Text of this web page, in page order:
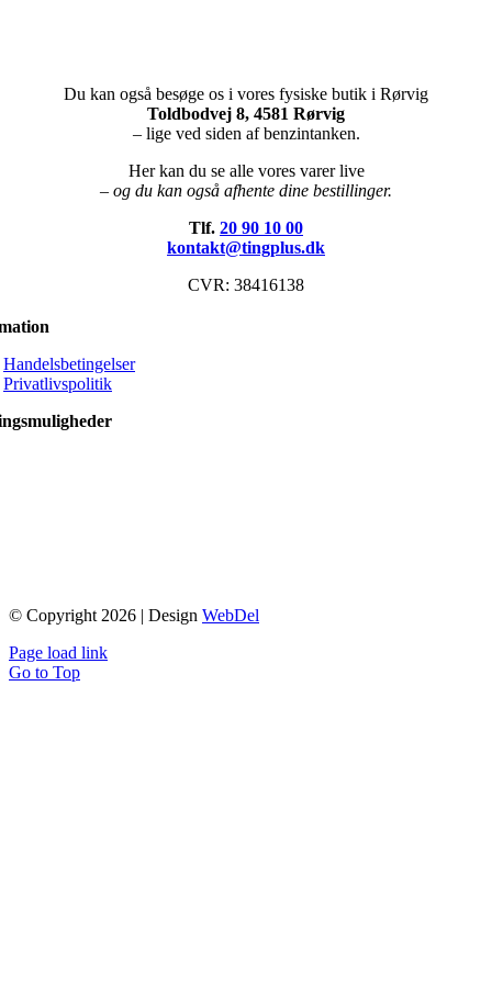
Du kan også besøge os i vores fysiske butik i Rørvig
Toldbodvej 8, 4581 Rørvig
– lige ved siden af benzintanken.
Her kan du se alle vores varer live
– og du kan også afhente dine bestillinger.
Tlf. 20 90 10 00
kontakt@tingplus.dk
CVR: 38416138
Handelsbetingelser
Privatlivspolitik
© Copyright 2026 | Design WebDel
Page load link
Go to Top